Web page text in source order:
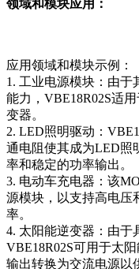
领域和模块应用：
应用领域和模块示例：
1. 工业电源模块：由
能力，VBE18R02S适
变器。
2. LED照明驱动：
通电阻使其成为LED照
率和稳定的功率输出。
3. 电动车充电器：该
源模块，以支持高电压
率。
4. 太阳能逆变器：由于
VBE18R02S可用于太
输出转换为交流电源以